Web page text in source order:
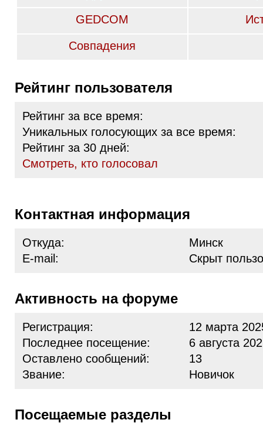
GEDCOM
Совпадения
Рейтинг пользователя
Рейтинг за все время:
Уникальных голосующих за все время:
Рейтинг за 30 дней:
Cмотреть, кто голосовал
Контактная информация
Откуда:
Минск
E-mail:
Скрыт
Активность на форуме
Регистрация:
12 марта
Последнее посещение:
6 августа
Оставлено сообщений:
13
Звание:
Новичок
Посещаемые разделы